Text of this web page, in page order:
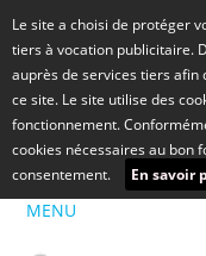
Le site a choisi de protéger
tiers à vocation publicitaire.
auprès de services tiers afin
ce site. Le site utilise des
fonctionnement.
cookies nécessaires au bon
consentement.
En savoir
MENU